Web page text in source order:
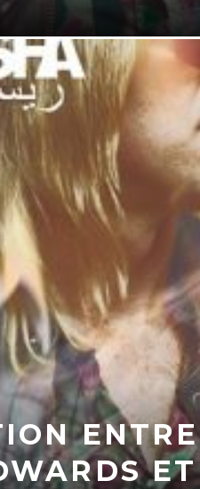
ENTRE
ET